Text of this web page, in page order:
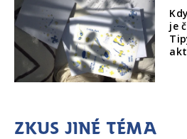
je
Zkus jiné téma